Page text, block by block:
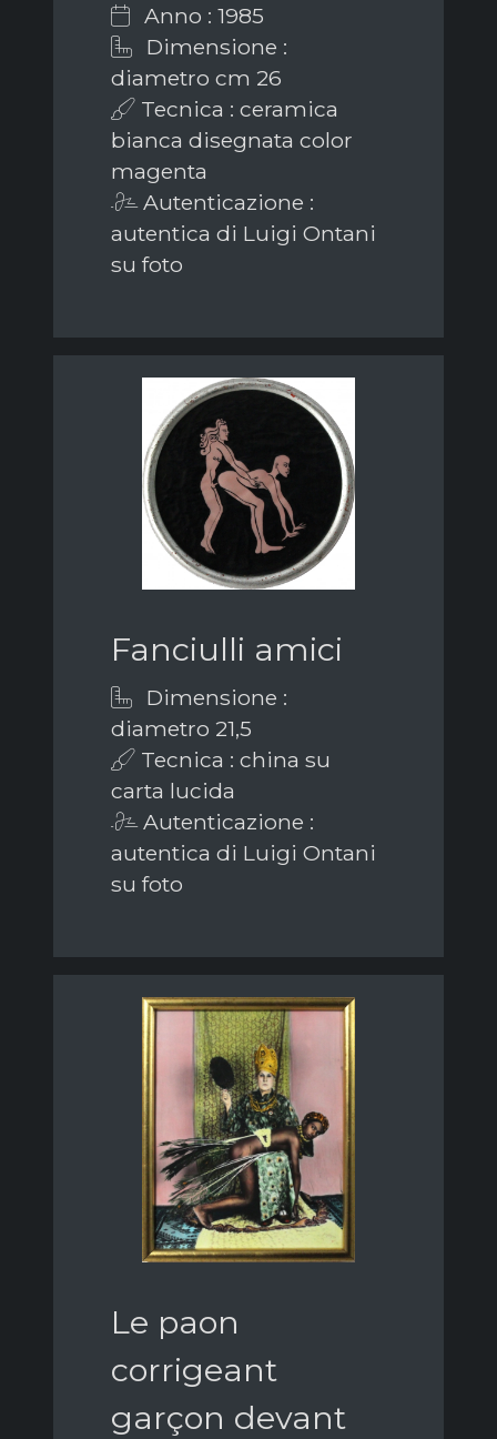
Anno : 1985
Dimensione :
diametro cm 26
Tecnica : ceramica
bianca disegnata color
magenta
Autenticazione :
autentica di Luigi Ontani
su foto
Fanciulli amici
Dimensione :
diametro 21,5
Tecnica : china su
carta lucida
Autenticazione :
autentica di Luigi Ontani
su foto
Le paon
corrigeant
garçon devant